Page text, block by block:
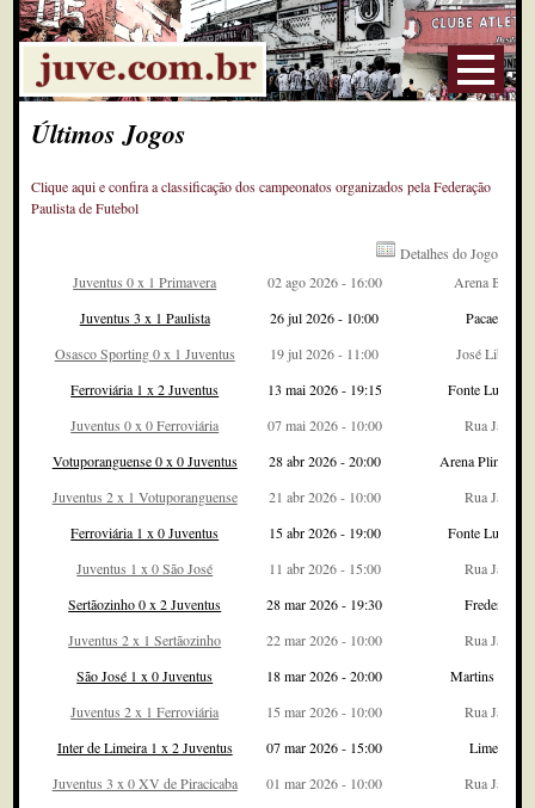
Últimos Jogos
Clique aqui e confira a classificação dos campeonatos organizados pela Federação
Paulista de Futebol
Detalhes do Jogo
Juventus 0 x 1 Primavera
02 ago 2026 - 16:00
Arena Barueri
Juventus 3 x 1 Paulista
26 jul 2026 - 10:00
Pacaembu
Osasco Sporting 0 x 1 Juventus
19 jul 2026 - 11:00
José Liberatti
Ferroviária 1 x 2 Juventus
13 mai 2026 - 19:15
Fonte
Juventus 0 x 0 Ferroviária
07 mai 2026 - 10:00
Rua Javari
Votuporanguense 0 x 0 Juventus
28 abr 2026 - 20:00
Arena Plinio
Juventus 2 x 1 Votuporanguense
21 abr 2026 - 10:00
Rua Javari
Ferroviária 1 x 0 Juventus
15 abr 2026 - 19:00
Fonte
Juventus 1 x 0 São José
11 abr 2026 - 15:00
Rua Javari
Sertãozinho 0 x 2 Juventus
28 mar 2026 - 19:30
Fredericão
Juventus 2 x 1 Sertãozinho
22 mar 2026 - 10:00
Rua Javari
São José 1 x 0 Juventus
18 mar 2026 - 20:00
Martins
Juventus 2 x 1 Ferroviária
15 mar 2026 - 10:00
Rua Javari
Inter de Limeira 1 x 2 Juventus
07 mar 2026 - 15:00
Limeirão
Juventus 3 x 0 XV de Piracicaba
01 mar 2026 - 10:00
Rua Javari